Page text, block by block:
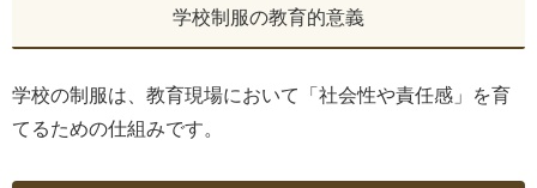
学校制服の教育的意義
学校の制服は、教育現場において「社会性や責任感」を育
てるための仕組みです。